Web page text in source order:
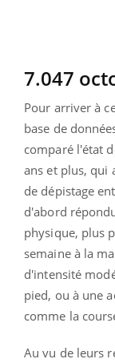
7.047
Pour arriver à
base de
comparé l'état
ans et plus, qui
de dépistage
d'abord
physique, plus
semaine à la
d'intensité
pied, ou à une
comme la
Au vu de leurs